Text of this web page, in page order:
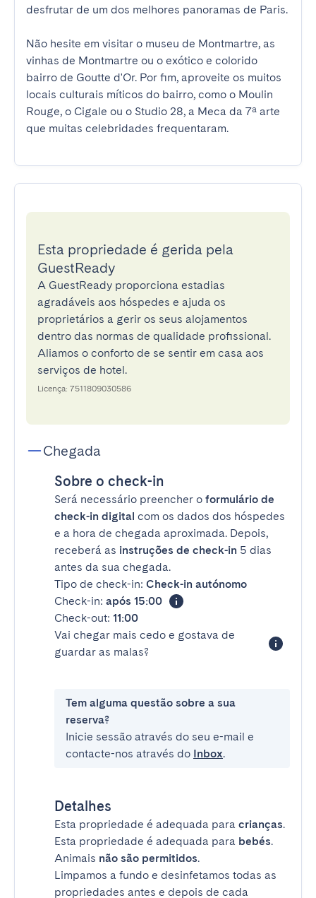
desfrutar de um dos melhores panoramas de Paris.
Não hesite em visitar o museu de Montmartre, as
vinhas de Montmartre ou o exótico e colorido
bairro de Goutte d'Or. Por fim, aproveite os muitos
locais culturais míticos do bairro, como o Moulin
Rouge, o Cigale ou o Studio 28, a Meca da 7ª arte
que muitas celebridades frequentaram.
Esta propriedade é gerida pela
GuestReady
A GuestReady proporciona estadias
agradáveis aos hóspedes e ajuda os
proprietários a gerir os seus alojamentos
dentro das normas de qualidade profissional.
Aliamos o conforto de se sentir em casa aos
serviços de hotel.
Licença: 7511809030586
Chegada
Sobre o check-in
Será necessário preencher o formulário de
check-in digital com os dados dos hóspedes
e a hora de chegada aproximada. Depois,
receberá as instruções de check-in 5 dias
antes da sua chegada.
Tipo de check-in: Check-in autónomo
Check-in: após 15:00
Check-out: 11:00
Vai chegar mais cedo e gostava de
guardar as malas?
Tem alguma questão sobre a sua
reserva?
Inicie sessão através do seu e-mail e
contacte-nos através do Inbox.
Detalhes
Esta propriedade é adequada para crianças.
Esta propriedade é adequada para bebés.
Animais não são permitidos.
Limpamos a fundo e desinfetamos todas as
propriedades antes e depois de cada